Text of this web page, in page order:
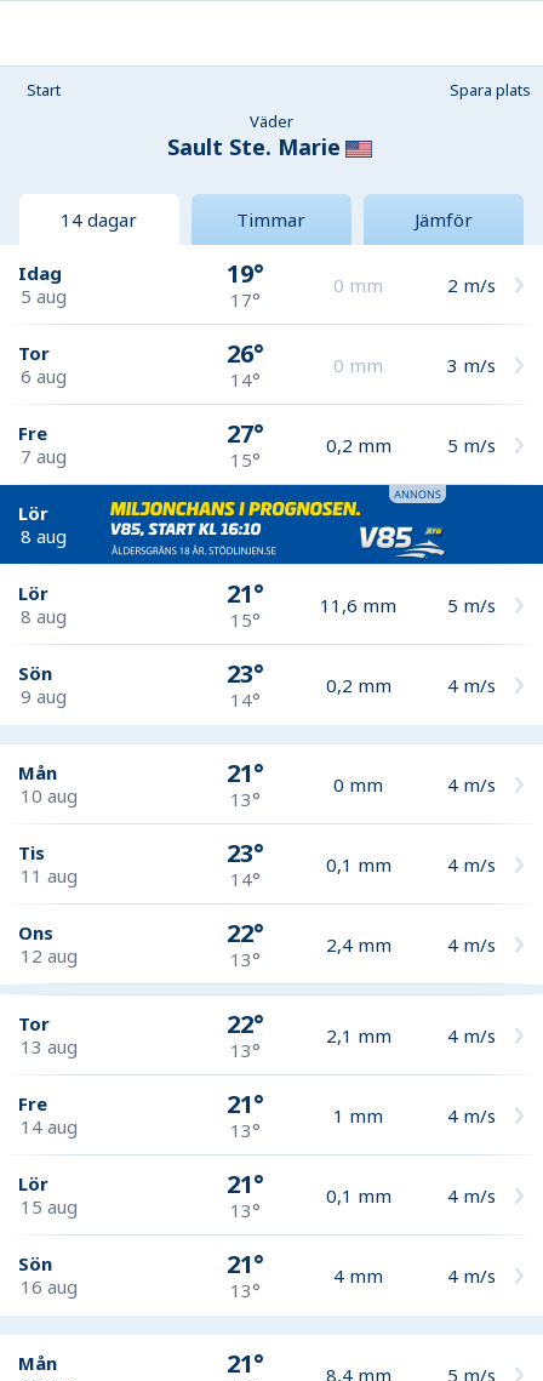
Start
Spara plats
Väder
Sault Ste. Marie
14 dagar Timmar Jämför
Idag
5 aug
19°
17°
0 mm 2 m/s
Tor
6 aug
26°
14°
0 mm 3 m/s
Fre
7 aug
27°
15°
0,2 mm 5 m/s
Lör
8 aug
Lör
8 aug
21°
15°
11,6 mm 5 m/s
Sön
9 aug
23°
14°
0,2 mm 4 m/s
Mån
10 aug
21°
13°
0 mm 4 m/s
Tis
11 aug
23°
14°
0,1 mm 4 m/s
Ons
12 aug
22°
13°
2,4 mm 4 m/s
Tor
13 aug
22°
13°
2,1 mm 4 m/s
Fre
14 aug
21°
13°
1 mm 4 m/s
Lör
15 aug
21°
13°
0,1 mm 4 m/s
Sön
16 aug
21°
13°
4 mm 4 m/s
Mån
21° 8,4 mm 5 m/s